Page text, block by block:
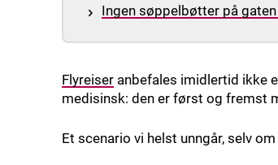
Ingen søppelbøtter på
Flyreiser anbefales imidlertid ikke
medisinsk: den er først og fremst
Et scenario vi helst unngår, selv